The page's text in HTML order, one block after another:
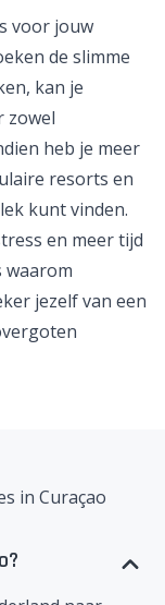
voor jouw
de slimme
kan je
heb je meer
resorts en
kunt vinden.
en meer tijd
jezelf van een
in Curaçao